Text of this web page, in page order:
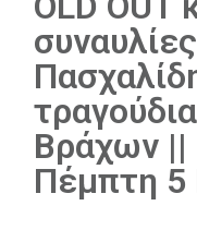
Βράχων ||
Πέμπτη 5